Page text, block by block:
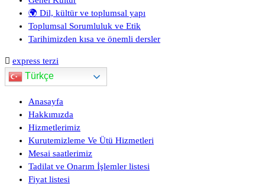
🌍 Dil, kültür ve toplumsal yapı
Toplumsal Sorumluluk ve Etik
Tarihimizden kısa ve önemli dersler
express terzi
Türkçe
Anasayfa
Hakkımızda
Hizmetlerimiz
Kurutemizleme Ve Ütü Hizmetleri
Mesai saatlerimiz
Tadilat ve Onarım İşlemler listesi
Fiyat listesi